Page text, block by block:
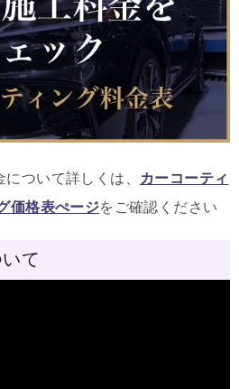
ついて詳しくは、
カーコーティ
価格表ぺージをご確認ください
て